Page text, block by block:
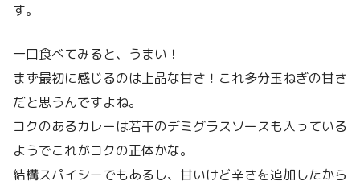
す。
一口食べてみると、うまい！
まず最初に感じるのは上品な甘さ！これ多分玉ねぎの甘さ
だと思うんですよね。
コクのあるカレーは若干のデミグラスソースも入っている
ようでこれがコクの正体かな。
結構スパイシーでもあるし、甘いけど辛さを追加したから